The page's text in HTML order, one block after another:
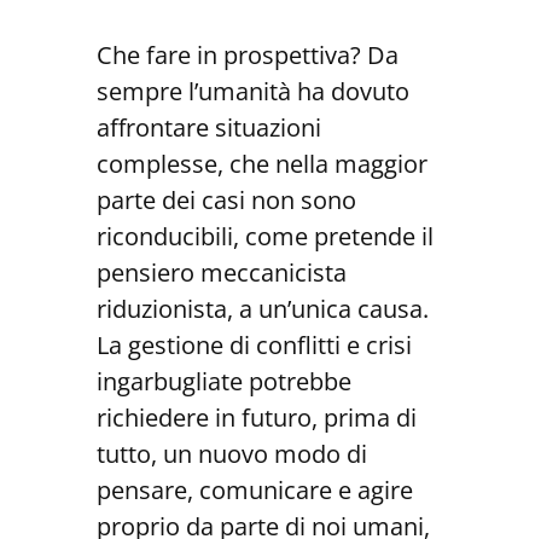
Che fare in prospettiva? Da
sempre l’umanità ha dovuto
affrontare situazioni
complesse, che nella maggior
parte dei casi non sono
riconducibili, come pretende il
pensiero meccanicista
riduzionista, a un’unica causa.
La gestione di conflitti e crisi
ingarbugliate potrebbe
richiedere in futuro, prima di
tutto, un nuovo modo di
pensare, comunicare e agire
proprio da parte di noi umani,